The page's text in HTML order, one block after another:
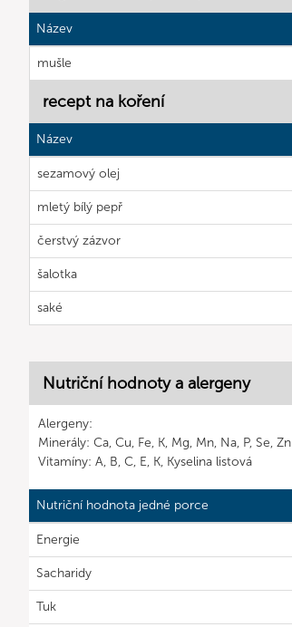
Název
mušle
recept na koření
Název
sezamový olej
mletý bílý pepř
čerstvý zázvor
šalotka
saké
Nutriční hodnoty a alergeny
Alergeny:
Minerály: Ca, Cu, Fe, K, Mg, Mn, Na, P, Se, Zn
Vitamíny: A, B, C, E, K, Kyselina listová
Nutriční hodnota jedné porce
Energie
Sacharidy
Tuk